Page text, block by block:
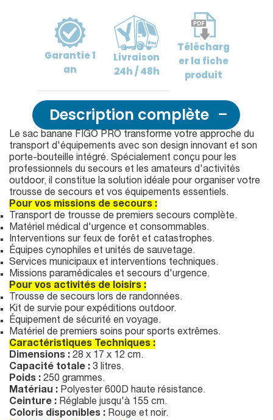
Garantie1
an
Livraison
24h / 48h
Télécharg
erla fiche
produit
Description complète
Le sac banane FIGO PRO transforme votre approche du
transport d'équipements avec son design innovant et son
porte-bouteille intégré. Spécialement conçu pour les
professionnels du secours et les amateurs d'activités
outdoor, il constitue la solution idéale pour organiser votre
trousse de secours et vos équipements essentiels.
Pour vos missions de secours :
Transport de trousse de premiers secours complète.
Matériel médical d'urgence et consommables.
Interventions sur feux de forêt et catastrophes.
Équipes cynophiles et unités de sauvetage.
Services municipaux et interventions techniques.
Missions paramédicales et secours d'urgence.
Pour vos activités de loisirs :
Trousse de secours lors de randonnées.
Kit de survie pour expéditions outdoor.
Équipement de sécurité en voyage.
Matériel de premiers soins pour sports extrêmes.
Caractéristiques Techniques :
Dimensions : 28 x 17 x 12 cm.
Capacité totale : 3 litres.
Poids : 250 grammes.
Matériau : Polyester 600D haute résistance.
Ceinture : Réglable jusqu'à 155 cm.
Coloris disponibles : Rouge et noir.